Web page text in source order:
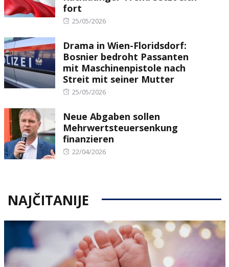
fort
Posted
25/05/2026
Drama in Wien-Floridsdorf:
Bosnier bedroht Passanten
mit Maschinenpistole nach
Streit mit seiner Mutter
Posted
25/05/2026
Neue Abgaben sollen
Mehrwertsteuersenkung
finanzieren
Posted
22/04/2026
NAJČITANIJE